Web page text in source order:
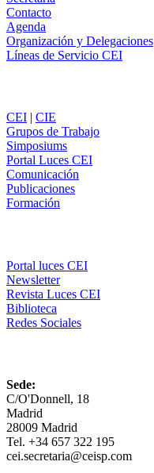
Contacto
Agenda
Organización y Delegaciones
Líneas de Servicio CEI
CEI | CIE
Grupos de Trabajo
Simposiums
Portal Luces CEI
Comunicación
Publicaciones
Formación
Portal luces CEI
Newsletter
Revista Luces CEI
Biblioteca
Redes Sociales
Sede:
C/O'Donnell, 18
Madrid
28009 Madrid
Tel. +34 657 322 195
cei.secretaria@ceisp.com